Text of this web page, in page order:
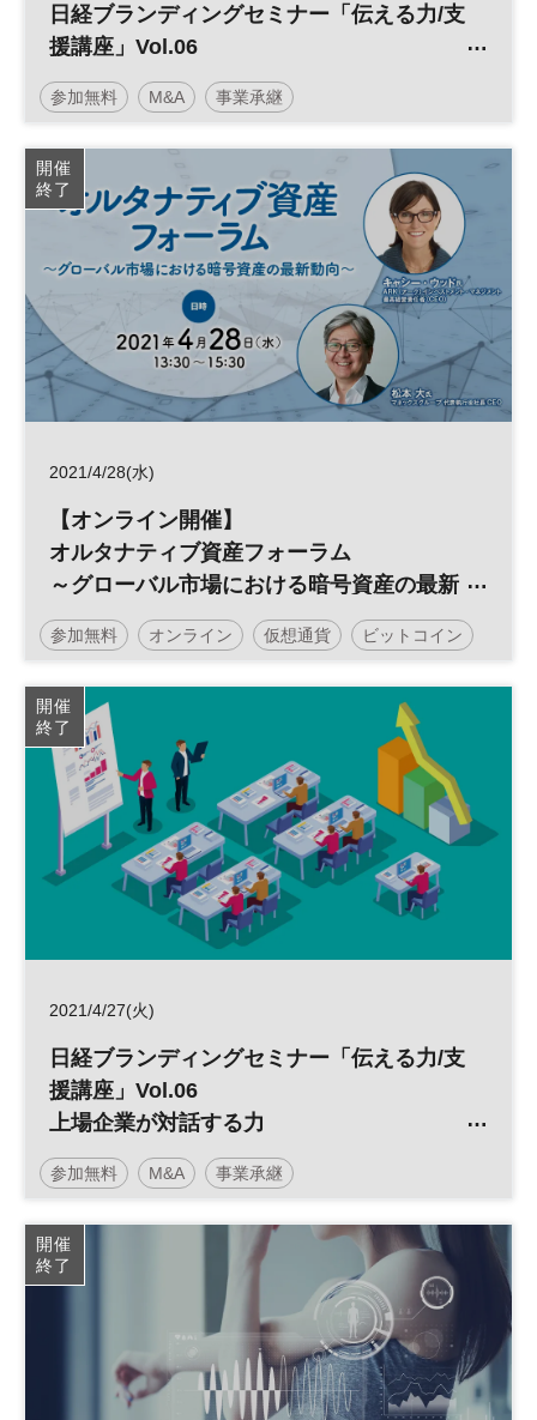
日経ブランディングセミナー「伝える力/支
援講座」Vol.06
上場企業が対話する力
～IRコミュニケーション術～
参加無料 M&A 事業承継
開催
終了
2021/4/28(水)
【オンライン開催】
オルタナティブ資産フォーラム
～グローバル市場における暗号資産の最新
動向～
参加無料 オンライン 仮想通貨 ビットコイン
イノベーション 投資
資産
開催
終了
2021/4/27(火)
日経ブランディングセミナー「伝える力/支
援講座」Vol.06
上場企業が対話する力
～IRコミュニケーション術～
参加無料 M&A 事業承継
開催
終了